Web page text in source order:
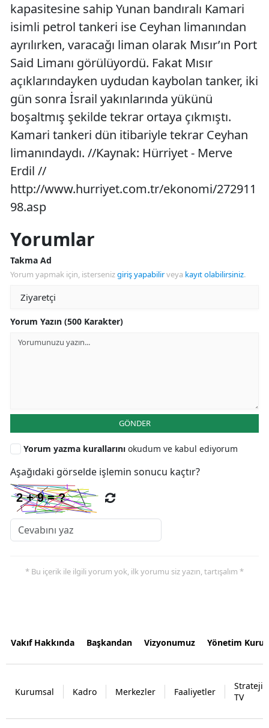
kapasitesine sahip Yunan bandıralı Kamari
isimli petrol tankeri ise Ceyhan limanından
ayrılırken, varacağı liman olarak Mısır’ın Port
Said Limanı görülüyordü. Fakat Mısır
açıklarındayken uydudan kaybolan tanker, iki
gün sonra İsrail yakınlarında yükünü
boşaltmış şekilde tekrar ortaya çıkmıştı.
Kamari tankeri dün itibariyle tekrar Ceyhan
limanındaydı. //Kaynak: Hürriyet - Merve
Erdil //
http://www.hurriyet.com.tr/ekonomi/272911
98.asp
Yorumlar
Takma Ad
Yorum yapmak için, istersenizgiriş yapabilirveya kayıt olabilirsiniz.
Yorum Yazın (500 Karakter)
GÖNDER
Yorum yazma kurallarını okudum ve kabul ediyorum
Aşağıdaki görselde işlemin sonucu kaçtır?
* Bu içerik ile ilgili yorum yok, ilk yorumu siz yazın, tartışalım *
Vakıf Hakkında Başkandan Vizyonumuz Yönetim
Kurumsal Kadro Merkezler Faaliyetler
Strateji
TV